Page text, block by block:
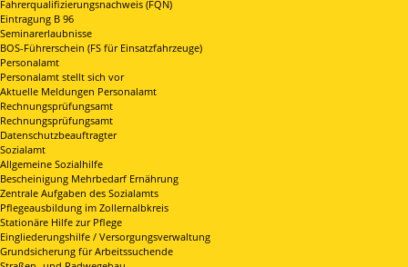
Fahrerqualifizierungsnachweis (FQN)
Eintragung B 96
Seminarerlaubnisse
BOS-Führerschein (FS für Einsatzfahrzeuge)
Personalamt
Personalamt stellt sich vor
Aktuelle Meldungen Personalamt
Rechnungsprüfungsamt
Rechnungsprüfungsamt
Datenschutzbeauftragter
Sozialamt
Allgemeine Sozialhilfe
Bescheinigung Mehrbedarf Ernährung
Zentrale Aufgaben des Sozialamts
Pflegeausbildung im Zollernalbkreis
Stationäre Hilfe zur Pflege
Eingliederungshilfe / Versorgungsverwaltung
Grundsicherung für Arbeitssuchende